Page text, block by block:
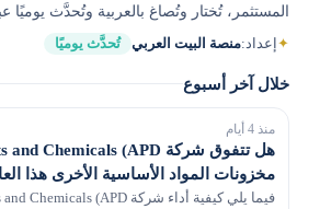
المستثمر، تُختار وتُصاغ بالعربية وتُحدَّث يوميًا
✦إعداد:منصة البيت العربي تُحدَّث يوميًا
خلال آخر أسبوع
منذ 4 أيام
مخزونات المواد الأساسية الأخرى هذا